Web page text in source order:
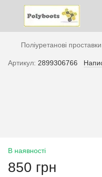
Поліуретанові
Артикул: 2899306766
В наявності
850 грн